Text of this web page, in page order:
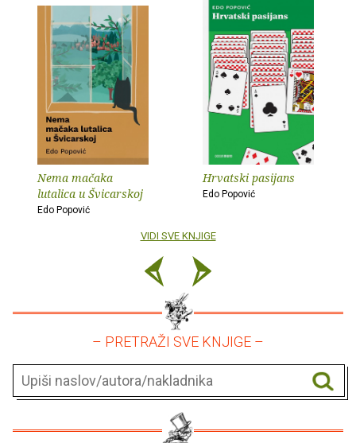
Nema mačaka
lutalica u Švicarskoj
Edo Popović
Hrvatski pasijans
Edo Popović
VIDI SVE KNJIGE
– PRETRAŽI SVE KNJIGE –